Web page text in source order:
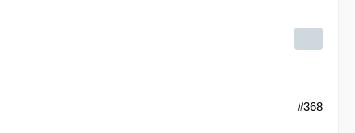
#368